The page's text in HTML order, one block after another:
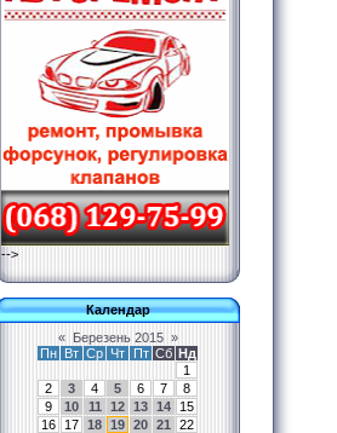
-->
Календар
«
Березень 2015 »
Пн Вт Ср Чт Пт Сб Нд
1
2
3 4 5 6 7
8
9
10 11 12 13 14
15
16
17 18 19 20 21
22